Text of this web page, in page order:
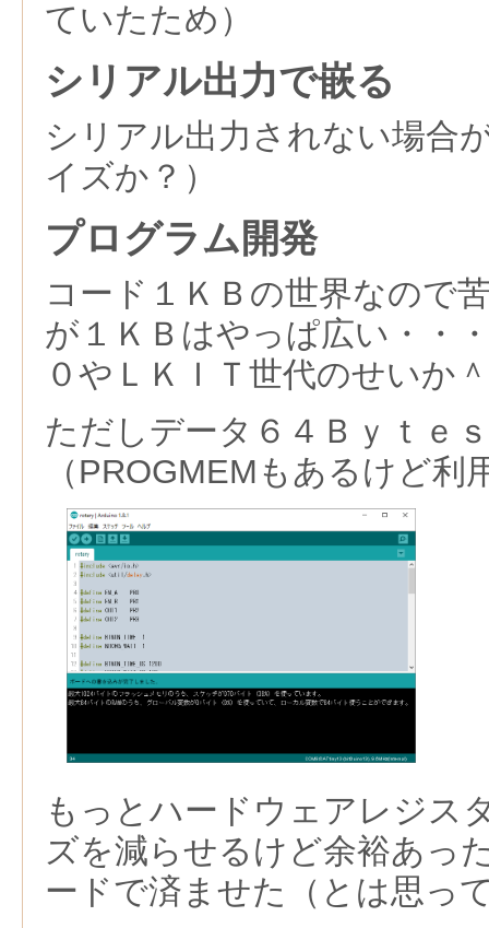
ていたため）
シリアル出力で嵌る
シリアル出力されない場合
イズか？）
プログラム開発
コード１ＫＢの世界なので
が１ＫＢはやっぱ広い・・
０やＬＫＩＴ世代のせいか
ただしデータ６４Ｂｙｔｅ
（PROGMEMもあるけど利
もっとハードウェアレジス
ズを減らせるけど余裕あっ
ードで済ませた（とは思っ